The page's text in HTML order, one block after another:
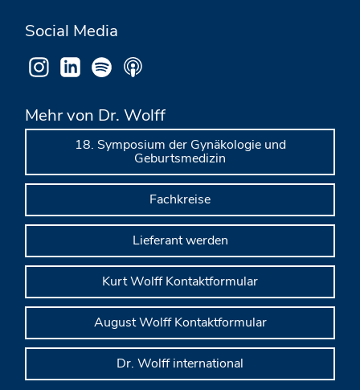
Social Media
Mehr von Dr. Wolff
18. Symposium der Gynäkologie und
Geburtsmedizin
Fachkreise
Lieferant werden
Kurt Wolff Kontaktformular
August Wolff Kontaktformular
Dr. Wolff international